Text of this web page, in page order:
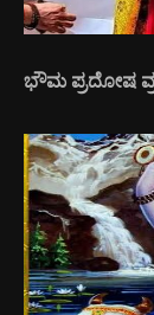
ಭೌಮ ಪ್ರದೋಷ